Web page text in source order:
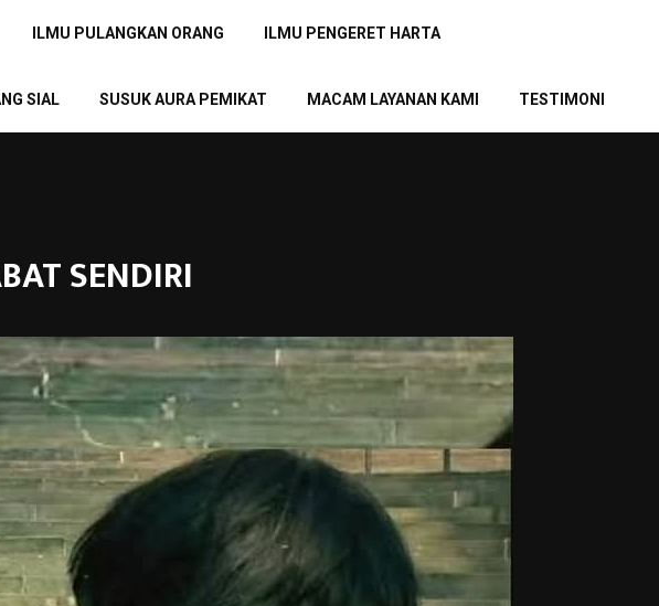
ILMU PULANGKAN ORANG ILMU PENGERET HARTA
SIAL SUSUK AURA PEMIKAT MACAM LAYANAN KAMI TESTIMONI
SENDIRI